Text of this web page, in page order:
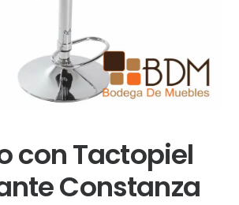
con Tactopiel
Constanza